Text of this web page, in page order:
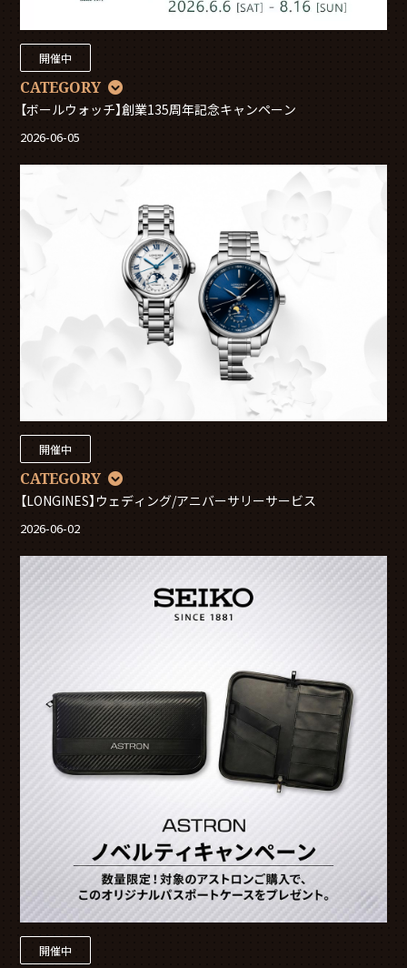
開催中
CATEGORY
【ボールウォッチ】創業135周年記念キャンペーン
2026-06-05
開催中
CATEGORY
【LONGINES】ウェディング/アニバーサリーサービス
2026-06-02
開催中